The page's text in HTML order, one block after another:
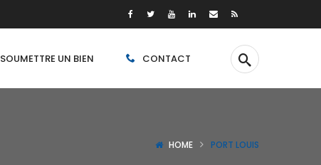
SOUMETTRE UN BIEN CONTACT
HOME PORT LOUIS